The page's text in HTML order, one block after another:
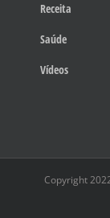
Receita
Saúde
Vídeos
Copyright